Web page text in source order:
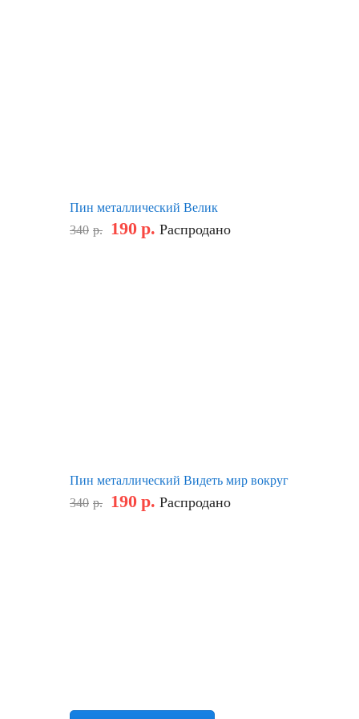
Пин металлический Велик
340 р. 190 р. Распродано
Пин металлический Видеть мир вокруг
340 р. 190 р. Распродано